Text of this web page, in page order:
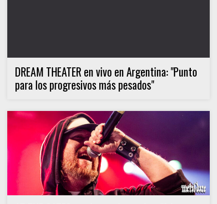
DREAM THEATER en vivo en Argentina: "Punto
para los progresivos más pesados"